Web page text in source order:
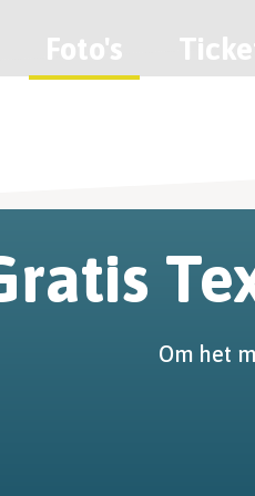
Foto's
Om het